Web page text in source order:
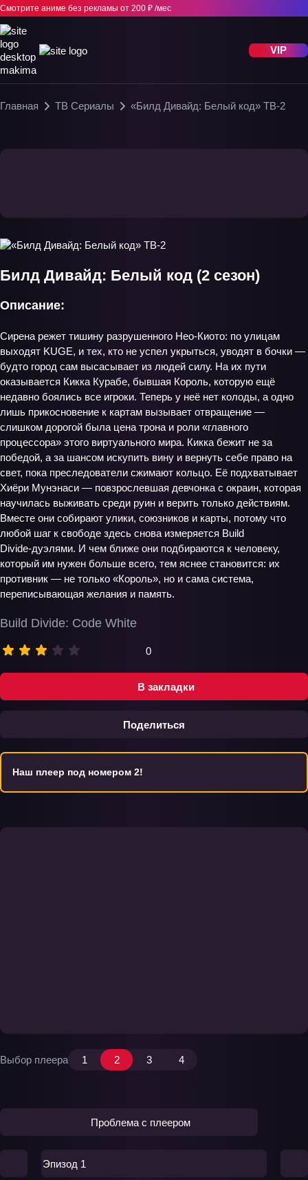
Смотрите аниме без рекламы от 200 ₽ /мес
VIP
Главная ТВ Сериалы «Билд Дивайд: Белый код» ТВ-2
В закладки
Поделиться
Билд Дивайд: Белый код (2 сезон)
Build Divide: Code White
0
Описание:
Сирена режет тишину разрушенного Нео‑Киото: по улицам
выходят KUGE, и тех, кто не успел укрыться, уводят в бочки —
будто город сам высасывает из людей силу. На их пути
оказывается Кикка Курабе, бывшая Король, которую ещё
недавно боялись все игроки. Теперь у неё нет колоды, а одно
лишь прикосновение к картам вызывает отвращение —
слишком дорогой была цена трона и роли «главного
процессора» этого виртуального мира. Кикка бежит не за
победой, а за шансом искупить вину и вернуть себе право на
свет, пока преследователи сжимают кольцо. Её подхватывает
Хиёри Мунэнаси — повзрослевшая девчонка с окраин, которая
научилась выживать среди руин и верить только действиям.
Вместе они собирают улики, союзников и карты, потому что
любой шаг к свободе здесь снова измеряется Build
Divide‑дуэлями. И чем ближе они подбираются к человеку,
который им нужен больше всего, тем яснее становится: их
противник — не только «Король», но и сама система,
переписывающая желания и память.
Наш плеер под номером 2!
Выбор плеера 1 2 3 4
Проблема с плеером
Эпизод 1